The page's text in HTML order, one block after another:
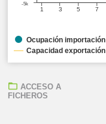
1 3 5 7
-5k
Ocupación importación
Capacidad exportación
ACCESO A
FICHEROS